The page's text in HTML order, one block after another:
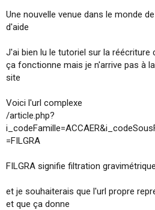
i
s
u
s
s
i
n
Une nouvelle venue dans le monde
d'aide
J'ai bien lu le tutoriel sur la
ça fonctionne mais je n'arrive pas à
site
Voici l'url complexe
/article.php?
=FILGRA
FILGRA signifie filtration gravimétrique
et je souhaiterais que l'url propre
et que ça donne